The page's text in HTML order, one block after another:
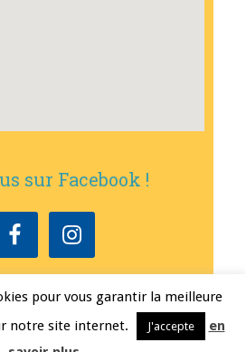
sur Facebook !
de Bouxwiller • Conception
Mentions légales
pour vous garantir la meilleure
notre site internet.
J'accepte
en